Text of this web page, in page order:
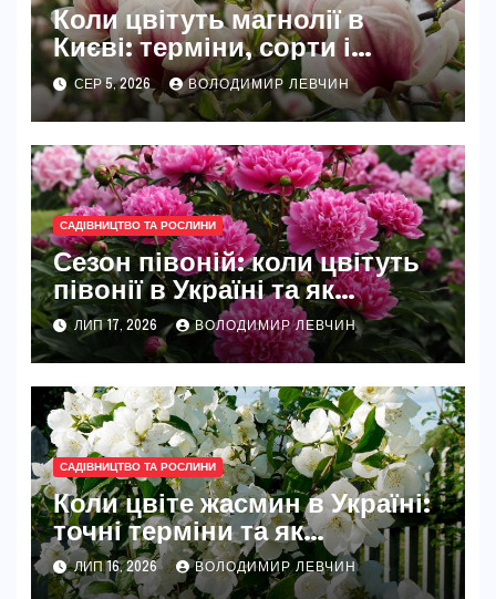
Коли цвітуть магнолії в
Києві: терміни, сорти і
найкращі місця
СЕР 5, 2026 ВОЛОДИМИР ЛЕВЧИН
САДІВНИЦТВО ТА РОСЛИНИ
Сезон півоній: коли цвітуть
півонії в Україні та як
розкрити їхню повну красу
ЛИП 17, 2026 ВОЛОДИМИР ЛЕВЧИН
САДІВНИЦТВО ТА РОСЛИНИ
Коли цвіте жасмин в Україні:
точні терміни та як
забезпечити рясне цвітіння
ЛИП 16, 2026 ВОЛОДИМИР ЛЕВЧИН